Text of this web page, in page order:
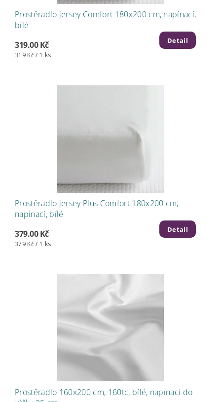
Prostěradlo jersey Comfort 180x200 cm, napínací,
bílé
319.00 Kč
319 Kč / 1 ks
Detail
Prostěradlo jersey Plus Comfort 180x200 cm,
napínací, bílé
379.00 Kč
379 Kč / 1 ks
Detail
Prostěradlo 160x200 cm, 160tc, bílé, napínací do